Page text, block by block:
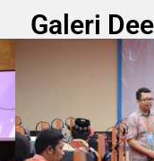
Galeri